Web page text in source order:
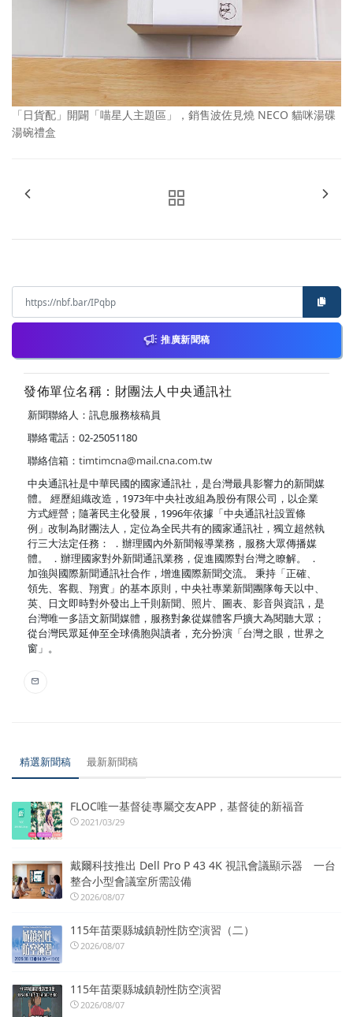
「日貨配」開闢「喵星人主題區」，銷售波佐見燒 NECO 貓咪湯碟
湯碗禮盒
推廣新聞稿
發佈單位名稱：財團法人中央通訊社
新聞聯絡人：訊息服務核稿員
聯絡電話：02-25051180
聯絡信箱： timtimcna@mail.cna.com.tw
中央通訊社是中華民國的國家通訊社，是台灣最具影響力的新聞媒
體。 經歷組織改造，1973年中央社改組為股份有限公司，以企業
方式經營；隨著民主化發展，1996年依據「中央通訊社設置條
例」改制為財團法人，定位為全民共有的國家通訊社，獨立超然執
行三大法定任務： ．辦理國內外新聞報導業務，服務大眾傳播媒
體。 ．辦理國家對外新聞通訊業務，促進國際對台灣之瞭解。 ．
加強與國際新聞通訊社合作，增進國際新聞交流。 秉持「正確、
領先、客觀、翔實」的基本原則，中央社專業新聞團隊每天以中、
英、日文即時對外發出上千則新聞、照片、圖表、影音與資訊，是
台灣唯一多語文新聞媒體，服務對象從媒體客戶擴大為閱聽大眾；
從台灣民眾延伸至全球僑胞與讀者，充分扮演「台灣之眼，世界之
窗」。
精選新聞稿 最新新聞稿
FLOC唯一基督徒專屬交友APP，基督徒的新福音
2021/03/29
戴爾科技推出 Dell Pro P 43 4K 視訊會議顯示器 一台
整合小型會議室所需設備
2026/08/07
115年苗栗縣城鎮韌性防空演習（二）
2026/08/07
115年苗栗縣城鎮韌性防空演習
2026/08/07